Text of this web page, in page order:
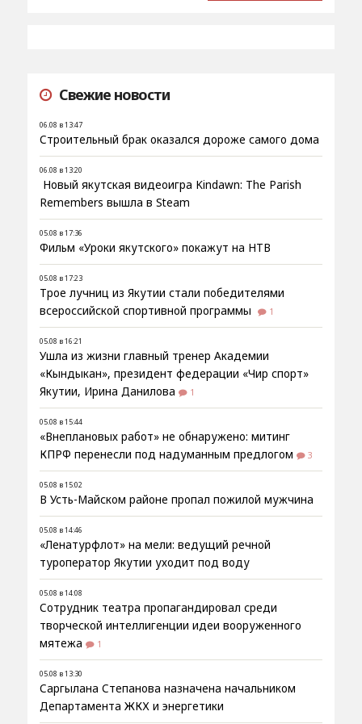
Свежие новости
06.08 в 13:47
Строительный брак оказался дороже самого дома
06.08 в 13:20
Новый якутская видеоигра Kindawn: The Parish
Remembers вышла в Steam
05.08 в 17:36
Фильм «Уроки якутского» покажут на НТВ
05.08 в 17:23
Трое лучниц из Якутии стали победителями
всероссийской спортивной программы
1
05.08 в 16:21
Ушла из жизни главный тренер Академии
«Кындыкан», президент федерации «Чир спорт»
Якутии, Ирина Данилова
1
05.08 в 15:44
«Внеплановых работ» не обнаружено: митинг
КПРФ перенесли под надуманным предлогом
3
05.08 в 15:02
В Усть-Майском районе пропал пожилой мужчина
05.08 в 14:46
«Ленатурфлот» на мели: ведущий речной
туроператор Якутии уходит под воду
05.08 в 14:08
Сотрудник театра пропагандировал среди
творческой интеллигенции идеи вооруженного
мятежа
1
05.08 в 13:30
Саргылана Степанова назначена начальником
Департамента ЖКХ и энергетики